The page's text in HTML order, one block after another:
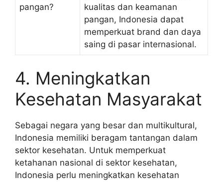
pangan?
kualitas dan keamanan
pangan, Indonesia dapat
memperkuat brand dan daya
saing di pasar internasional.
4. Meningkatkan
Kesehatan Masyarakat
Sebagai negara yang besar dan multikultural,
Indonesia memiliki beragam tantangan dalam
sektor kesehatan. Untuk memperkuat
ketahanan nasional di sektor kesehatan,
Indonesia perlu meningkatkan kesehatan